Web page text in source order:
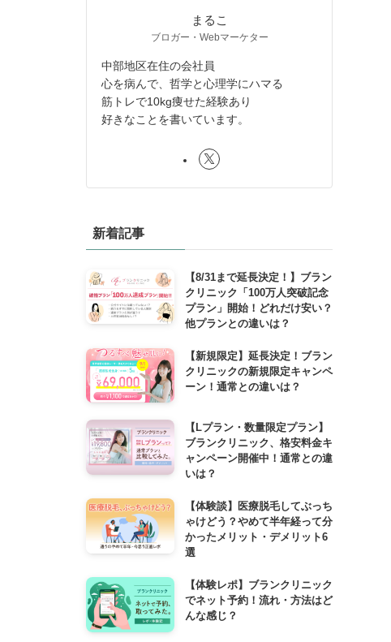
まるこ
ブロガー・Webマーケター
中部地区在住の会社員
心を病んで、哲学と心理学にハマる
筋トレで10kg痩せた経験あり
好きなことを書いています。
新着記事
【8/31まで延長決定！】ブラン
クリニック「100万人突破記念
プラン」開始！どれだけ安い？
他プランとの違いは？
【新規限定】延長決定！ブラン
クリニックの新規限定キャンペ
ーン！通常との違いは？
【Lプラン・数量限定プラン】
ブランクリニック、格安料金キ
ャンペーン開催中！通常との違
いは？
【体験談】医療脱毛してぶっち
ゃけどう？やめて半年経って分
かったメリット・デメリット6
選
【体験レポ】ブランクリニック
でネット予約！流れ・方法はど
んな感じ？